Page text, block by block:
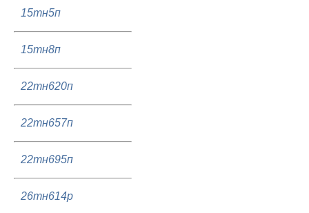
15тн5п
15тн8п
22тн620п
22тн657п
22тн695п
26тн614р